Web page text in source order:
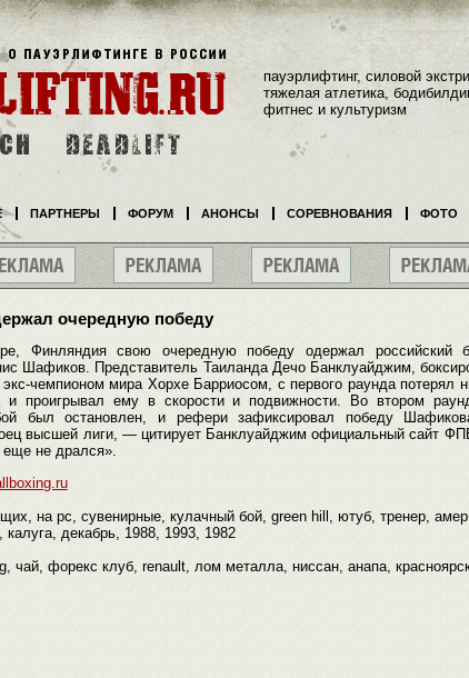
очередную победу
Финляндия свою очередную победу одержал российский
Шафиков. Представитель Таиланда Дечо Банклуайджим,
чемпионом мира Хорхе Барриосом, с первого раунда потерял
и проигрывал ему в скорости и подвижности. Во втором
был остановлен, и рефери зафиксировал победу
высшей лиги, — цитирует Банклуайджим официальный сайт
не дрался».
на pc, сувенирные, кулачный бой, green hill, ютуб, тренер,
калуга, декабрь, 1988, 1993, 1982
чай, форекс клуб, renault, лом металла, ниссан, анапа,
пауэрлифтинг, силовой
тяжелая атлетика,
фитнес и культуризм
ПАРТНЕРЫ ФОРУМ АНОНСЫ СОРЕВНОВАНИЯ ФОТО